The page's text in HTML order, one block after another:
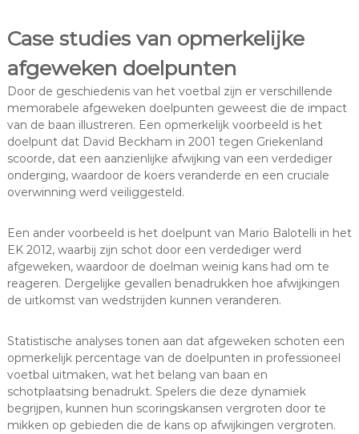
Case studies van opmerkelijke
afgeweken doelpunten
Door de geschiedenis van het voetbal zijn er verschillende
memorabele afgeweken doelpunten geweest die de impact
van de baan illustreren. Een opmerkelijk voorbeeld is het
doelpunt dat David Beckham in 2001 tegen Griekenland
scoorde, dat een aanzienlijke afwijking van een verdediger
onderging, waardoor de koers veranderde en een cruciale
overwinning werd veiliggesteld.
Een ander voorbeeld is het doelpunt van Mario Balotelli in het
EK 2012, waarbij zijn schot door een verdediger werd
afgeweken, waardoor de doelman weinig kans had om te
reageren. Dergelijke gevallen benadrukken hoe afwijkingen
de uitkomst van wedstrijden kunnen veranderen.
Statistische analyses tonen aan dat afgeweken schoten een
opmerkelijk percentage van de doelpunten in professioneel
voetbal uitmaken, wat het belang van baan en
schotplaatsing benadrukt. Spelers die deze dynamiek
begrijpen, kunnen hun scoringskansen vergroten door te
mikken op gebieden die de kans op afwijkingen vergroten.